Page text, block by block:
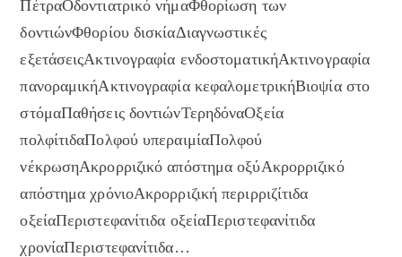
ΠέτραΟδοντιατρικό νήμαΦθορίωση των
δοντιώνΦθορίου δισκίαΔιαγνωστικές
εξετάσειςΑκτινογραφία ενδοστοματικήΑκτινογραφία
πανοραμικήΑκτινογραφία κεφαλομετρικήΒιοψία στο
στόμαΠαθήσεις δοντιώνΤερηδόναΟξεία
πολφίτιδαΠολφού υπεραιμίαΠολφού
νέκρωσηΑκρορριζικό απόστημα οξύΑκρορριζικό
απόστημα χρόνιοΑκρορριζική περιρριζίτιδα
οξείαΠεριστεφανίτιδα οξείαΠεριστεφανίτιδα
χρονίαΠεριστεφανίτιδα…